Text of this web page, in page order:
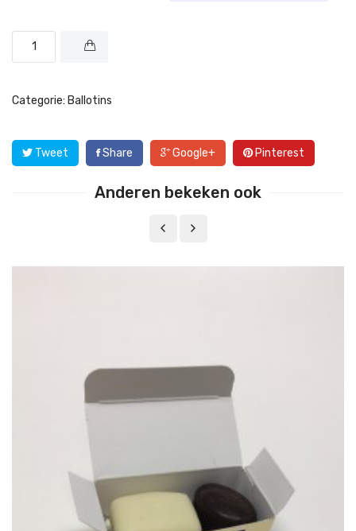
Categorie: Ballotins
Tweet Share Google+ Pinterest
Anderen bekeken ook